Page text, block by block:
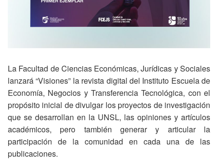
La Facultad de Ciencias Económicas, Jurídicas y Sociales
lanzará “Visiones” la revista digital del Instituto Escuela de
Economía, Negocios y Transferencia Tecnológica, con el
propósito inicial de divulgar los proyectos de investigación
que se desarrollan en la UNSL, las opiniones y artículos
académicos, pero también generar y articular la
participación de la comunidad en cada una de las
publicaciones.